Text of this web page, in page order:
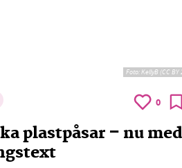
Foto:KellyB (CC BY
0
plastpåsar – nu med